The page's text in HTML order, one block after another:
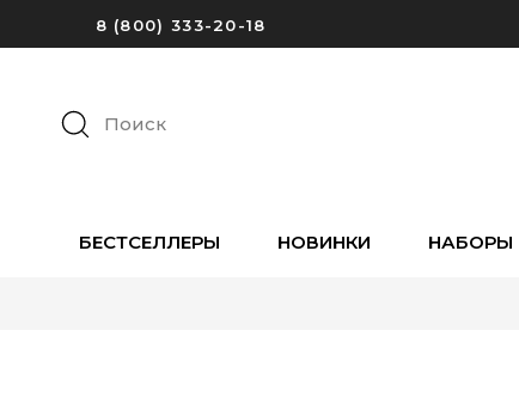
8 (800) 333-20-18
Поиск
БЕСТСЕЛЛЕРЫ НОВИНКИ НАБОРЫ